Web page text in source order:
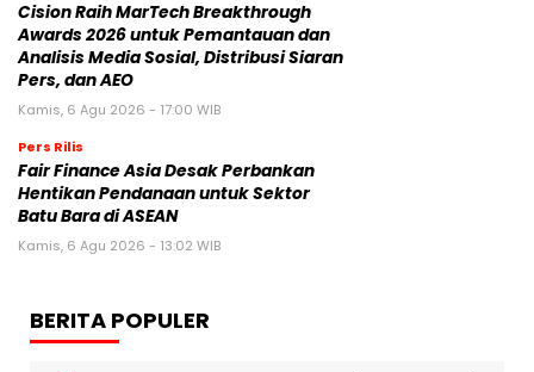
Cision Raih MarTech Breakthrough
Awards 2026 untuk Pemantauan dan
Analisis Media Sosial, Distribusi Siaran
Pers, dan AEO
Kamis, 6 Agu 2026 - 17:00 WIB
Pers Rilis
Fair Finance Asia Desak Perbankan
Hentikan Pendanaan untuk Sektor
Batu Bara di ASEAN
Kamis, 6 Agu 2026 - 13:02 WIB
BERITA POPULER